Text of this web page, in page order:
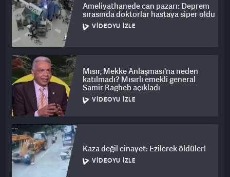
Ameliyathanede can pazarı: Deprem
sırasında doktorlar hastaya siper oldu
VIDEOYU İZLE
Mısır, Mekke Anlaşması'na neden
katılmadı? Mısırlı emekli general
Samir Ragheb açıkladı
VIDEOYU İZLE
Kaza değil cinayet: Ezilerek öldüler!
VIDEOYU İZLE